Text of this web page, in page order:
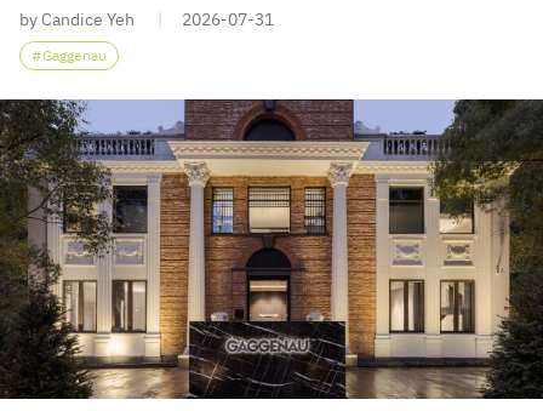
by Candice Yeh 2026-07-31
Gaggenau